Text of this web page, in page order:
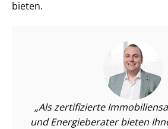
bieten.
Als zertifizierte
und Energieberater bieten